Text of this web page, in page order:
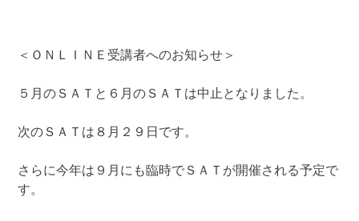
＜ＯＮＬＩＮＥ受講者へのお知らせ＞
５月のＳＡＴと６月のＳＡＴは中止となりました。
次のＳＡＴは８月２９日です。
さらに今年は９月にも臨時でＳＡＴが開催される予定で
す。